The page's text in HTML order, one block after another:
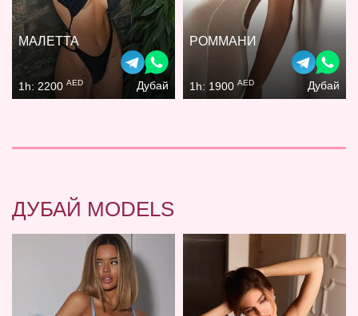
МАЛЕТТА
1h: 2200 AED Дубай
РОММАНИ
1h: 1900 AED Дубай
ДУБАЙ MODELS